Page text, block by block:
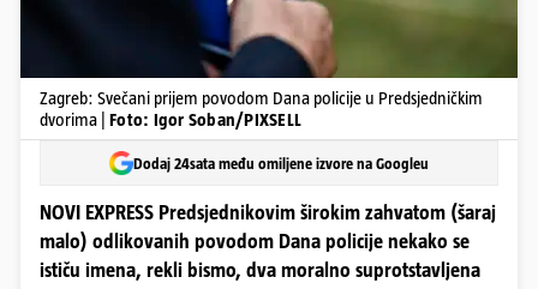
Zagreb: Svečani prijem povodom Dana policije u Predsjedničkim
dvorima | Foto: Igor Soban/PIXSELL
Dodaj 24sata među omiljene izvore na Googleu
NOVI EXPRESS Predsjednikovim širokim zahvatom (šaraj
malo) odlikovanih povodom Dana policije nekako se
ističu imena, rekli bismo, dva moralno suprotstavljena